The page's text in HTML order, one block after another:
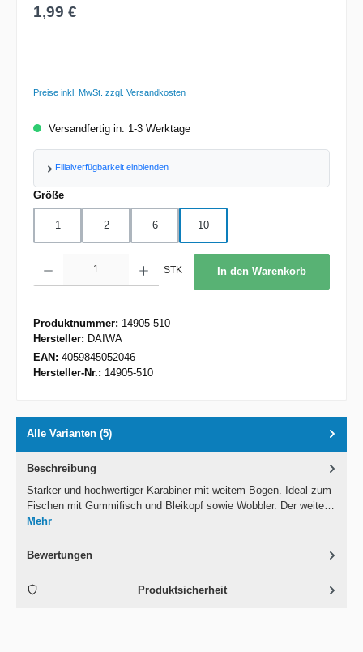
Regulärer Preis:
1,99 €
Preise inkl. MwSt. zzgl. Versandkosten
Versandfertig in: 1-3 Werktage
Filialverfügbarkeit einblenden
Größeauswählen
1 2 6 10
STK In den Warenkorb
Produktnummer: 14905-510
Hersteller: DAIWA
EAN: 4059845052046
Hersteller-Nr.: 14905-510
Alle Varianten (5)
Beschreibung
Starker und hochwertiger Karabiner mit weitem Bogen. Ideal zum
Fischen mit Gummifisch und Bleikopf sowie Wobbler. Der weite…
Mehr
Bewertungen
Produktsicherheit